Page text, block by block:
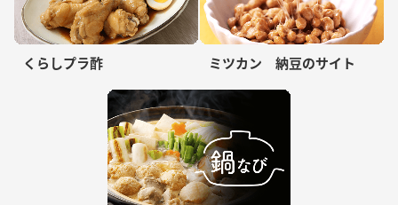
くらしプラ酢 ミツカン 納豆のサイト